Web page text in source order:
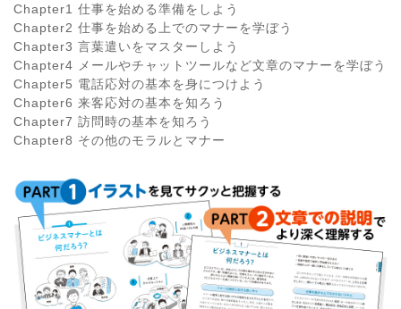
Chapter1 仕事を始める準備をしよう
Chapter2 仕事を始める上でのマナーを学ぼう
Chapter3 言葉遣いをマスターしよう
Chapter4 メールやチャットツールなど文章のマナーを学ぼう
Chapter5 電話応対の基本を身につけよう
Chapter6 来客応対の基本を知ろう
Chapter7 訪問時の基本を知ろう
Chapter8 その他のモラルとマナー